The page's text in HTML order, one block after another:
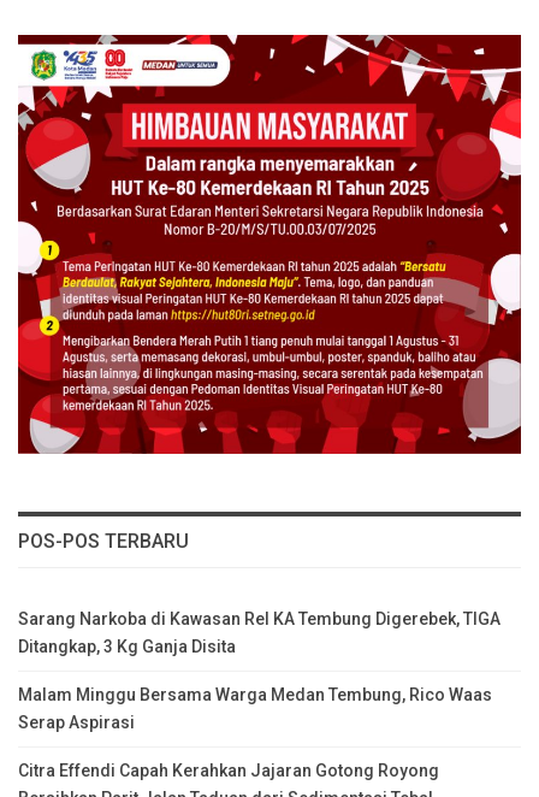
POS-POS TERBARU
Sarang Narkoba di Kawasan Rel KA Tembung Digerebek, TIGA
Ditangkap, 3 Kg Ganja Disita
Malam Minggu Bersama Warga Medan Tembung, Rico Waas
Serap Aspirasi
Citra Effendi Capah Kerahkan Jajaran Gotong Royong